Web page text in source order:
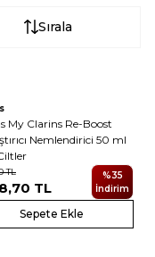
Sırala
My Clarins Re-Boost
Nemlendirici 50 ml
TL
TL
%35
İndirim
Sepete Ekle